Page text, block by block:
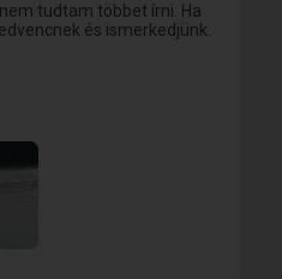
tudtam többet írni. Ha
és ismerkedjünk.